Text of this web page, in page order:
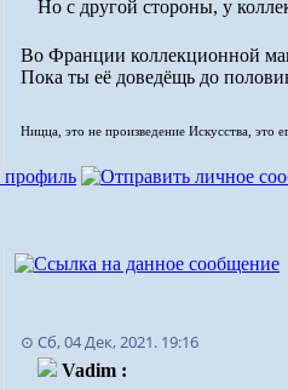
Но с другой стороны, у
Во Франции коллекционной
Пока ты её доведёщь до
Ницца, это не произведение Искусства, это
⊙ Сб, 04 Дек, 2021. 19:16
Vadim :